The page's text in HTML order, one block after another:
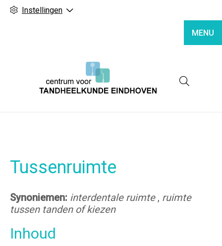
Instellingen
MENU
Tussenruimte
Synoniemen: interdentale ruimte, ruimte
tussen tanden of kiezen
Inhoud